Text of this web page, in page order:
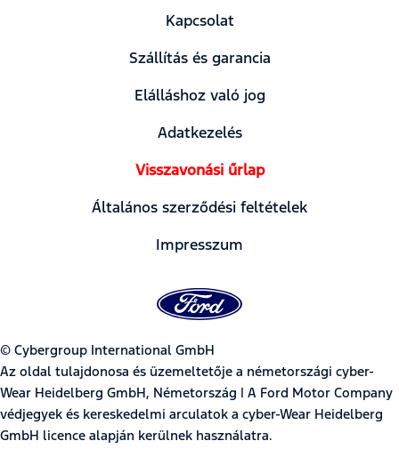
Kapcsolat
Szállítás és garancia
Elálláshoz való jog
Adatkezelés
Visszavonási űrlap
Általános szerződési feltételek
Impresszum
© Cybergroup International GmbH
Az oldal tulajdonosa és üzemeltetője a németországi cyber-
Wear Heidelberg GmbH, Németország | A Ford Motor Company
védjegyek és kereskedelmi arculatok a cyber-Wear Heidelberg
GmbH licence alapján kerülnek használatra.